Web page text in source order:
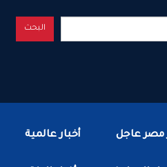
البحث
مصر عاجل أخبار عالمية